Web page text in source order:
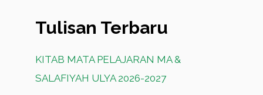
Tulisan Terbaru
KITAB MATA PELAJARAN MA &
SALAFIYAH ULYA 2026-2027